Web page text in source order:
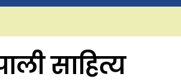
साहित्य